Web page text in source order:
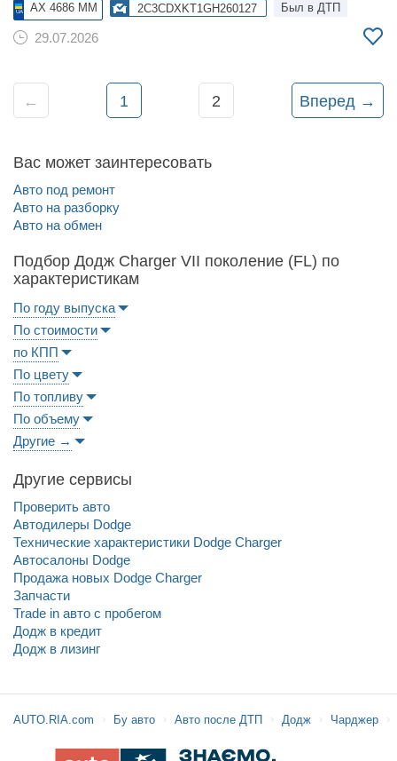
AX 4686 MM 2C3CDXKT1GH260127 Был в ДТП
29.07.2026
← 1 2 Вперед →
Вас может заинтересовать
Авто под ремонт
Авто на разборку
Авто на обмен
Подбор Додж Charger VII поколение (FL) по
характеристикам
По году выпуска
По стоимости
по КПП
По цвету
По топливу
По объему
Другие →
Другие сервисы
Проверить авто
Автодилеры Dodge
Технические характеристики Dodge Charger
Автосалоны Dodge
Продажа новых Dodge Charger
Запчасти
Trade in авто c пробегом
Додж в кредит
Додж в лизинг
AUTO.RIA.com Бу авто Авто после ДТП Додж Чарджер